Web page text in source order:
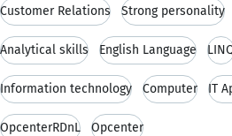
Customer Relations Strong personality
Analytical skills English Language
Information technology Computer IT
OpcenterRDnL Opcenter